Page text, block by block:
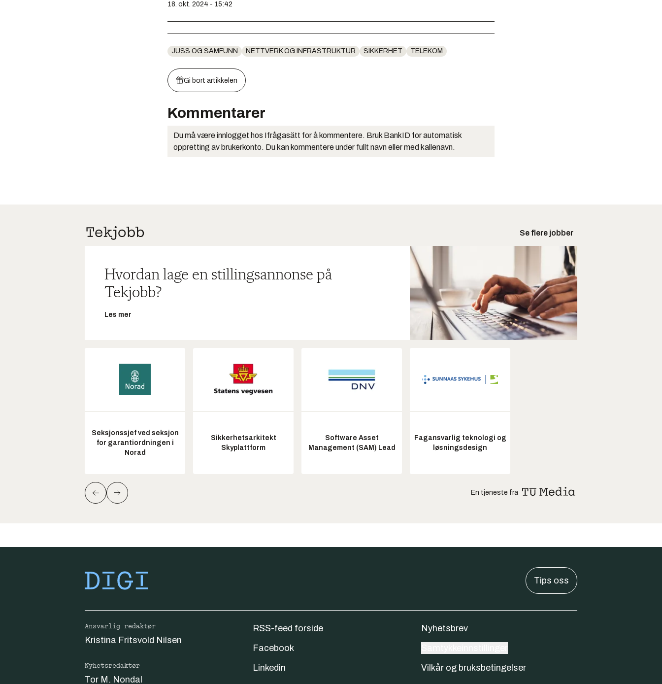
18. okt. 2024 - 15:42
JUSS OG SAMFUNN NETTVERK OG INFRASTRUKTUR SIKKERHET TELEKOM
Gi bort artikkelen
Kommentarer
Du må være innlogget hos Ifrågasätt for å kommentere. Bruk BankID for automatisk
oppretting av brukerkonto. Du kan kommentere under fullt navn eller med kallenavn.
Se flere jobber
Hvordan lage en stillingsannonse på
Tekjobb?
Les mer
Seksjonssjef ved seksjon
for garantiordningen i
Norad
Sikkerhetsarkitekt
Skyplattform
Software Asset
Management (SAM) Lead
Fagansvarlig teknologi og
løsningsdesign
En tjeneste fra
Tips oss
Ansvarlig redaktør
Kristina Fritsvold Nilsen
Nyhetsredaktør
Tor M. Nondal
RSS-feed forside
Facebook
Linkedin
Nyhetsbrev
Vilkår og bruksbetingelser